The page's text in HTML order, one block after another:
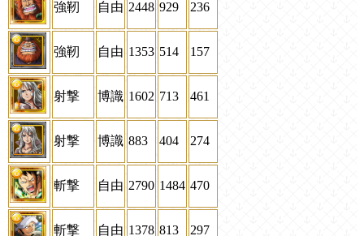
強靭 自由 2448 929 236
強靭 自由 1353 514 157
射撃 博識 1602 713 461
射撃 博識 883 404 274
斬撃 自由 2790 1484 470
斬撃 自由 1378 813 297